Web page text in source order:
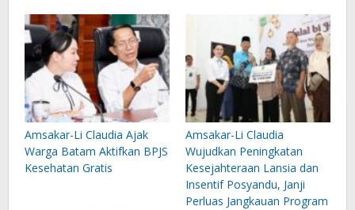
Amsakar-Li Claudia Ajak
Warga Batam Aktifkan BPJS
Kesehatan Gratis
Amsakar-Li Claudia
Wujudkan Peningkatan
Kesejahteraan Lansia dan
Insentif Posyandu, Janji
Perluas Jangkauan Program